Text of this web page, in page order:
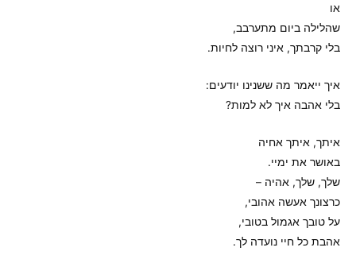
או
שהלילה ביום מתערבב,
בלי קרבתך, איני רוצה לחיות.
איך ייאמר מה ששנינו יודעים:
בלי אהבה איך לא למות?
איתך, איתך אחיה
באושר את ימיי.
שלך, שלך, אהיה –
כרצונך אעשה אהובי,
על טובך אגמול בטובי,
אהבת כל חיי נועדה לך.